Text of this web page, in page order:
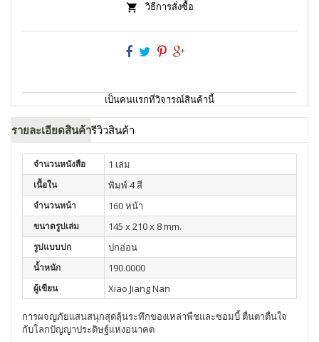
วิธีการสั่งซื้อ
เป็นคนแรกที่วิจารณ์สินค้านี้
รายละเอียดสินค้ารีวิวสินค้า
จำนวนหนังสือ 1 เล่ม
เนื้อใน พิมพ์ 4 สี
จำนวนหน้า 160 หน้า
ขนาดรูปเล่ม 145 x 210 x 8 mm.
รูปแบบปก ปกอ่อน
น้ำหนัก 190.0000
ผู้เขียน Xiao Jiang Nan
การผจญภัยแสนสนุกสุดลุ้นระทึกของเหล่าพืชและซอมบี้ ตื่นตาตื่นใจ
กับโลกปัญญาประดิษฐ์แห่งอนาคต